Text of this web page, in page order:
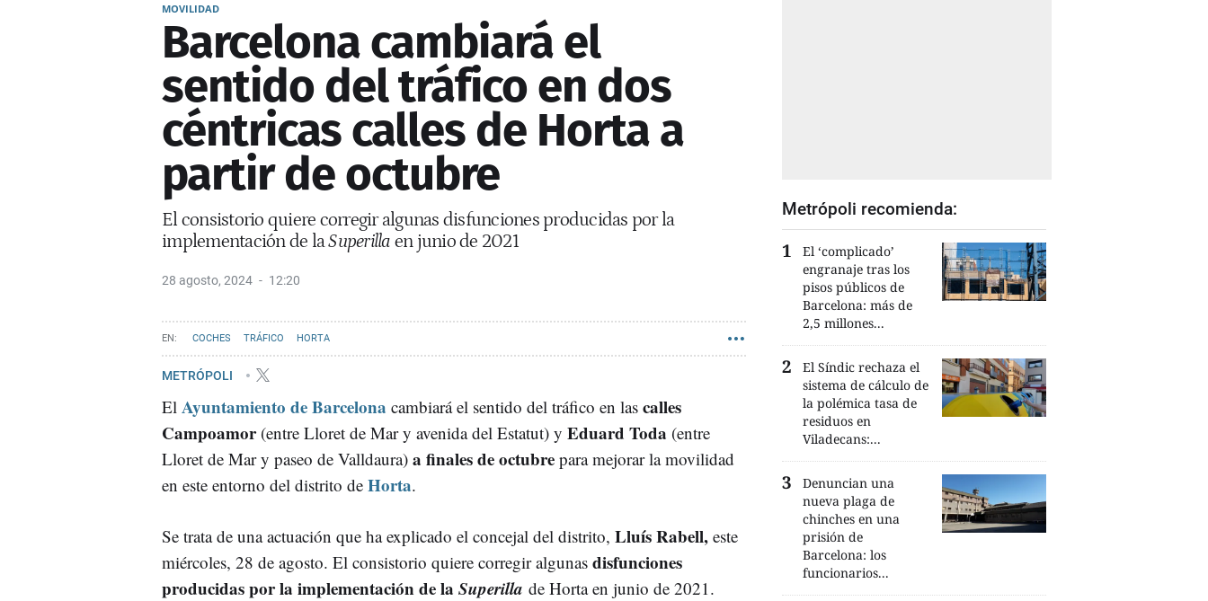
MOVILIDAD
Barcelona cambiará el
sentido del tráfico en dos
céntricas calles de Horta a
partir de octubre
El consistorio quiere corregir algunas disfunciones producidas por la
implementación de laSuperilla en junio de 2021
28 agosto, 2024 12:20
COCHES TRÁFICO HORTA
METRÓPOLI
El Ayuntamiento de Barcelona cambiará el sentido del tráfico en las calles
Campoamor(entre Lloret de Mar y avenida del Estatut) y Eduard Toda (entre
Lloret de Mar y paseo de Valldaura) a finales de octubre para mejorar la movilidad
en este entorno del distrito de Horta.
Se trata de una actuación que ha explicado el concejal del distrito, Lluís Rabell, este
miércoles, 28 de agosto. El consistorio quiere corregir algunas disfunciones
producidas por la implementación de la Superilla de Horta en junio de 2021.
Metrópoli recomienda:
El ‘complicado’
engranaje tras los
pisos públicos de
Barcelona: más de
2,5 millones...
El Síndic rechaza el
sistema de cálculo de
la polémica tasa de
residuos en
Viladecans:...
Denuncian una
nueva plaga de
chinches en una
prisión de
Barcelona: los
funcionarios...